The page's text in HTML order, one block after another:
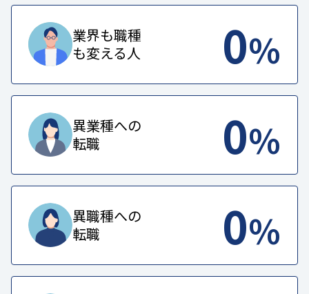
業界も職種
も変える人
0%
異業種への
転職
0%
異職種への
転職
0%